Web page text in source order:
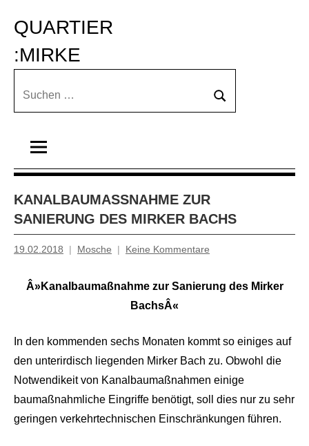
Inhalt
springen
QUARTIER
:MIRKE
Suchen
Suchen
KANALBAUMASSNAHME ZUR S
ANIERUNG DES MIRKER BACHS
19.02.2018 Mosche Keine Kommentare
Â»Kanalbaumaßnahme zur Sanierung des Mirker
BachsÂ«
In den kommenden sechs Monaten kommt so einiges auf
den unterirdisch liegenden Mirker Bach zu. Obwohl die
Notwendikeit von Kanalbaumaßnahmen einige
baumaßnahmliche Eingriffe benötigt, soll dies nur zu sehr
geringen verkehrtechnischen Einschränkungen führen.